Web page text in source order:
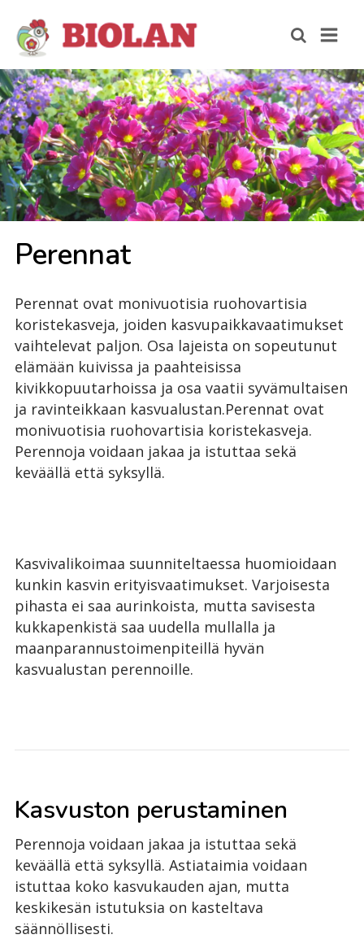
Pe­ren­nat
Perennat ovat monivuotisia ruohovartisia
koristekasveja, joiden kasvupaikkavaatimukset
vaihtelevat paljon. Osa lajeista on sopeutunut
elämään kuivissa ja paahteisissa
kivikkopuutarhoissa ja osa vaatii syvämultaisen
ja ravinteikkaan kasvualustan.Perennat ovat
monivuotisia ruohovartisia koristekasveja.
Perennoja voidaan jakaa ja istuttaa sekä
keväällä että syksyllä.
Kasvivalikoimaa suunniteltaessa huomioidaan
kunkin kasvin erityisvaatimukset. Varjoisesta
pihasta ei saa aurinkoista, mutta savisesta
kukkapenkistä saa uudella mullalla ja
maanparannustoimenpiteillä hyvän
kasvualustan perennoille.
Kasvuston perustaminen
Perennoja voidaan jakaa ja istuttaa sekä
keväällä että syksyllä. Astiataimia voidaan
istuttaa koko kasvukauden ajan, mutta
keskikesän istutuksia on kasteltava
säännöllisesti.